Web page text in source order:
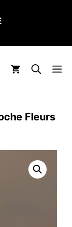
Fleurs